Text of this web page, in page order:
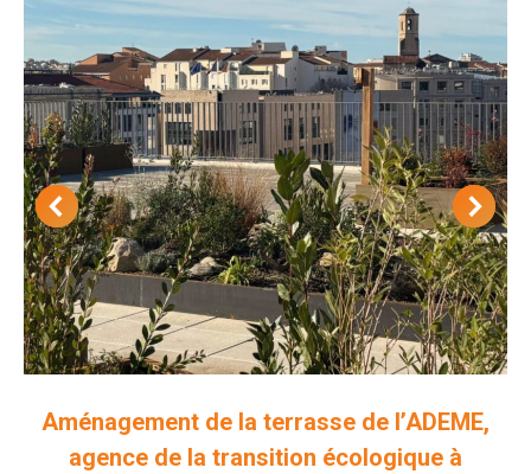
Aménagement de la terrasse de l’ADEME,
agence de la transition écologique à